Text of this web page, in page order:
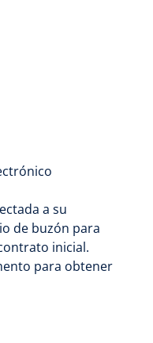
a su
de buzón para
inicial.
para obtener